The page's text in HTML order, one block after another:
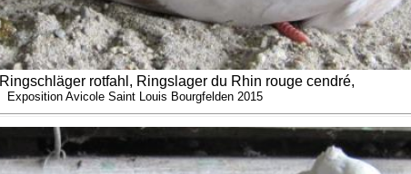
Ringschläger rotfahl, Ringslager du Rhin rouge cendré,
Exposition Avicole Saint Louis Bourgfelden 2015